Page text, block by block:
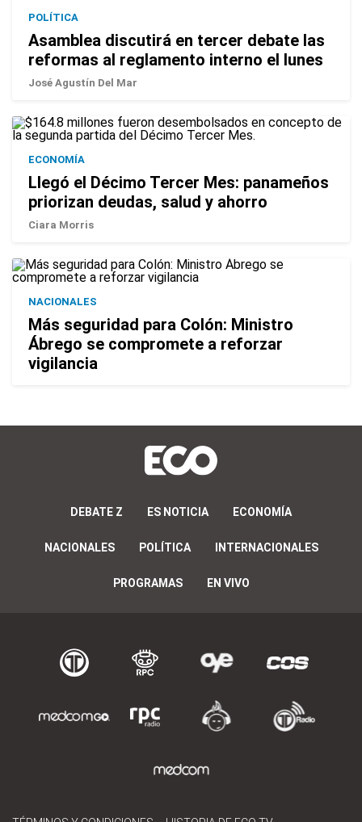
POLÍTICA
Asamblea discutirá en tercer debate las
reformas al reglamento interno el lunes
José Agustín Del Mar
ECONOMÍA
Llegó el Décimo Tercer Mes: panameños
priorizan deudas, salud y ahorro
Ciara Morris
NACIONALES
Más seguridad para Colón: Ministro
Ábrego se compromete a reforzar
vigilancia
DEBATE Z ES NOTICIA ECONOMÍA
NACIONALES POLÍTICA INTERNACIONALES
PROGRAMAS EN VIVO